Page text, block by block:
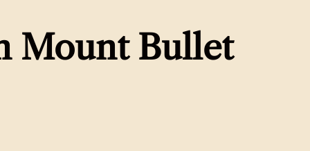
Mount Bullet